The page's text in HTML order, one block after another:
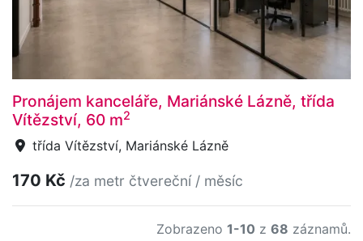
Pronájem kanceláře, Mariánské Lázně, třída
Vítězství, 60 m2
třída Vítězství, Mariánské Lázně
170 Kč /za metr čtvereční / měsíc
Zobrazeno 1-10 z 68 záznamů.